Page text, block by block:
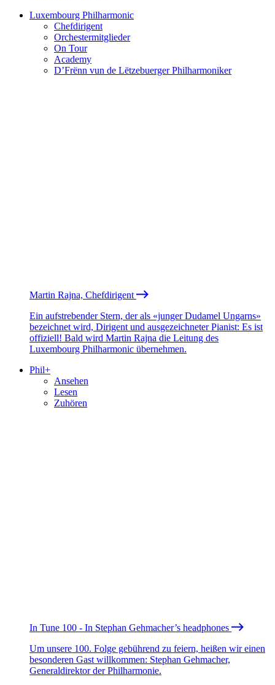
Luxembourg Philharmonic
Chefdirigent
Orchestermitglieder
On Tour
Academy
D’Frënn vun de Lëtzebuerger Philharmoniker
Martin Rajna, Chefdirigent
Ein aufstrebender Stern, der als «junger Dudamel Ungarns»
bezeichnet wird, Dirigent und ausgezeichneter Pianist: Es ist
offiziell! Bald wird Martin Rajna die Leitung des
Luxembourg Philharmonic übernehmen.
Phil+
Ansehen
Lesen
Zuhören
In Tune 100 - In Stephan Gehmacher’s headphones
Um unsere 100. Folge gebührend zu feiern, heißen wir einen
besonderen Gast willkommen: Stephan Gehmacher,
Generaldirektor der Philharmonie.